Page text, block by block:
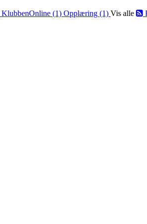
KlubbenOnline (1) Opplæring (1) Vis alle